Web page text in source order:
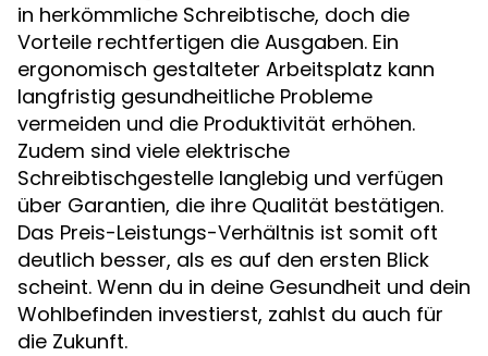
in herkömmliche Schreibtische, doch die
Vorteile rechtfertigen die Ausgaben. Ein
ergonomisch gestalteter Arbeitsplatz kann
langfristig gesundheitliche Probleme
vermeiden und die Produktivität erhöhen.
Zudem sind viele elektrische
Schreibtischgestelle langlebig und verfügen
über Garantien, die ihre Qualität bestätigen.
Das Preis-Leistungs-Verhältnis ist somit oft
deutlich besser, als es auf den ersten Blick
scheint. Wenn du in deine Gesundheit und dein
Wohlbefinden investierst, zahlst du auch für
die Zukunft.